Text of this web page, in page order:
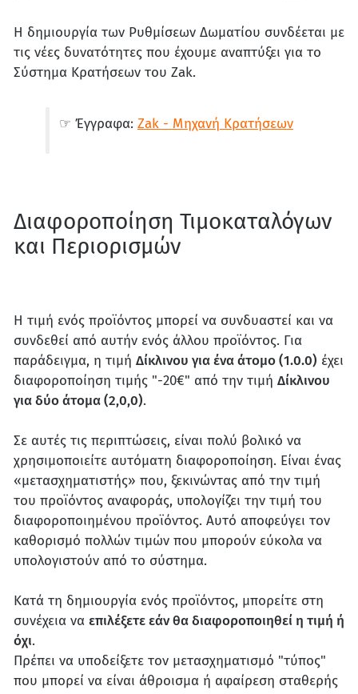
Η δημιουργία των Ρυθμίσεων Δωματίου συνδέεται με
τις νέες δυνατότητες που έχουμε αναπτύξει για τo
Σύστημα Κρατήσεων του Zak.
☞ Έγγραφα: Zak - Μηχανή Κρατήσεων
Διαφοροποίηση Τιμοκαταλόγων
και Περιορισμών
Η τιμή ενός προϊόντος μπορεί να συνδυαστεί και να
συνδεθεί από αυτήν ενός άλλου προϊόντος. Για
παράδειγμα, η τιμή Δίκλινου για ένα άτομο (1.0.0) έχει
διαφοροποίηση τιμής "-20€" από την τιμή Δίκλινου
για δύο άτομα (2,0,0).
Σε αυτές τις περιπτώσεις, είναι πολύ βολικό να
χρησιμοποιείτε αυτόματη διαφοροποίηση. Είναι ένας
«μετασχηματιστής» που, ξεκινώντας από την τιμή
του προϊόντος αναφοράς, υπολογίζει την τιμή του
διαφοροποιημένου προϊόντος. Αυτό αποφεύγει τον
καθορισμό πολλών τιμών που μπορούν εύκολα να
υπολογιστούν από το σύστημα.
Κατά τη δημιουργία ενός προϊόντος, μπορείτε στη
συνέχεια να επιλέξετε εάν θα διαφοροποιηθεί η τιμή ή
όχι.
Πρέπει να υποδείξετε τον μετασχηματισμό "τύπος"
που μπορεί να είναι άθροισμα ή αφαίρεση σταθερής